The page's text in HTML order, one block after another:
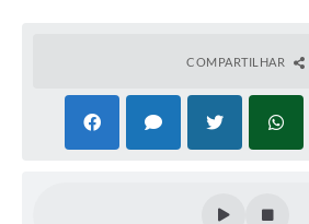
Defesa Civil
COMPARTILHAR